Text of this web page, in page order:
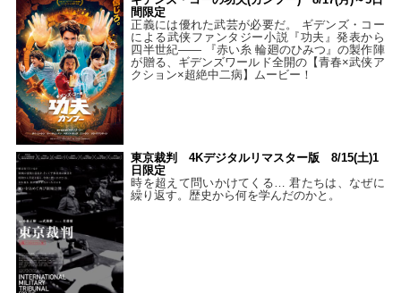
間限定
正義には優れた武芸が必要だ。 ギデンズ・コー
による武侠ファンタジー小説『功夫』発表から
四半世紀―― 『赤い糸 輪廻のひみつ』の製作陣
が贈る、ギデンズワールド全開の【青春×武侠ア
クション×超絶中二病】ムービー！
東京裁判 4Kデジタルリマスター版 8/15(土)1
日限定
時を超えて問いかけてくる… 君たちは、なぜに
繰り返す。歴史から何を学んだのかと。